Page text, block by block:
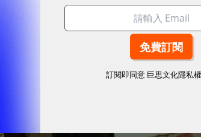
訂閱即同意 巨思文化隱私